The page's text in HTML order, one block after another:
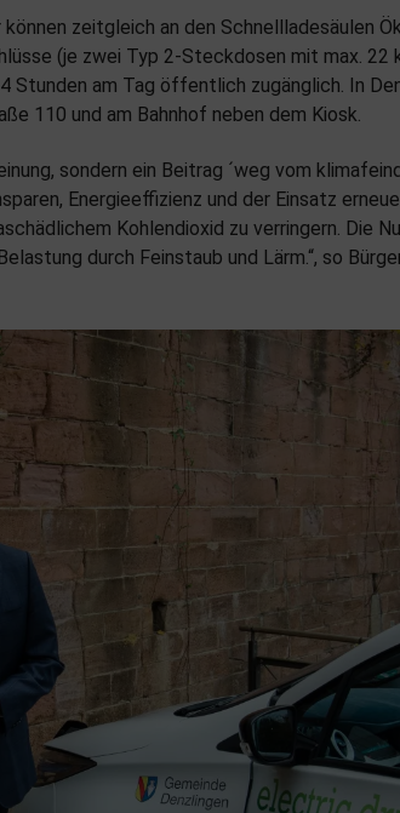
zeitgleich an den Schnellladesäulen
(je zwei Typ 2-Steckdosen mit max. 22
Stunden am Tag öffentlich zugänglich. In
110 und am Bahnhof neben dem Kiosk.
sondern ein Beitrag ´weg vom
Energieeffizienz und der Einsatz
Kohlendioxid zu verringern. Die
durch Feinstaub und Lärm.“, so